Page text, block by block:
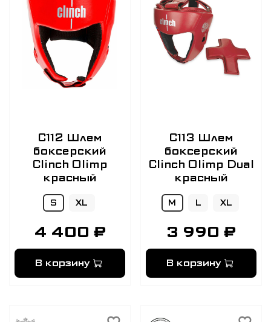
C112 Шлем
боксерский
Clinch Olimp
красный
S XL
4 400 ₽
В корзину
C113 Шлем
боксерский
Clinch Olimp Dual
красный
M L XL
3 990 ₽
В корзину